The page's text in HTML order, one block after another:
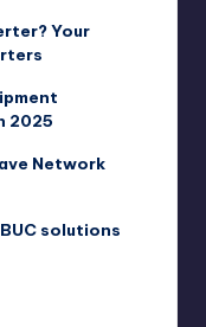
Your
2025
Network
solutions